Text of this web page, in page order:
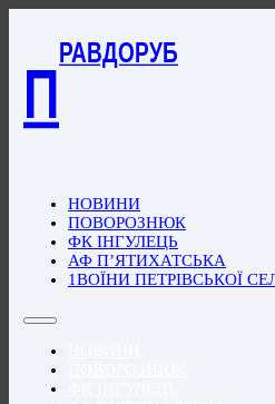
П
РАВДОРУБ
НОВИНИ
ПОВОРОЗНЮК
ФК ІНГУЛЕЦЬ
АФ П’ЯТИХАТСЬКА
1ВОЇНИ ПЕТРІВСЬКОЇ